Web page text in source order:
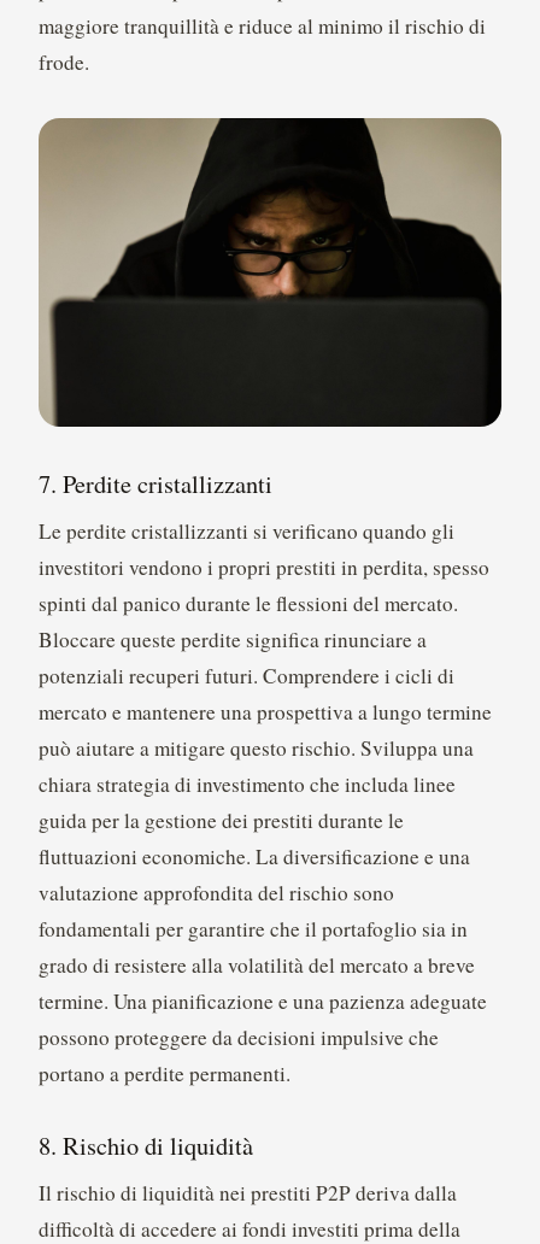
maggiore tranquillità e riduce al minimo il rischio di
frode.
7. Perdite cristallizzanti
Le perdite cristallizzanti si verificano quando gli
investitori vendono i propri prestiti in perdita, spesso
spinti dal panico durante le flessioni del mercato.
Bloccare queste perdite significa rinunciare a
potenziali recuperi futuri. Comprendere i cicli di
mercato e mantenere una prospettiva a lungo termine
può aiutare a mitigare questo rischio. Sviluppa una
chiara strategia di investimento che includa linee
guida per la gestione dei prestiti durante le
fluttuazioni economiche. La diversificazione e una
valutazione approfondita del rischio sono
fondamentali per garantire che il portafoglio sia in
grado di resistere alla volatilità del mercato a breve
termine. Una pianificazione e una pazienza adeguate
possono proteggere da decisioni impulsive che
portano a perdite permanenti.
8. Rischio di liquidità
Il rischio di liquidità nei prestiti P2P deriva dalla
difficoltà di accedere ai fondi investiti prima della